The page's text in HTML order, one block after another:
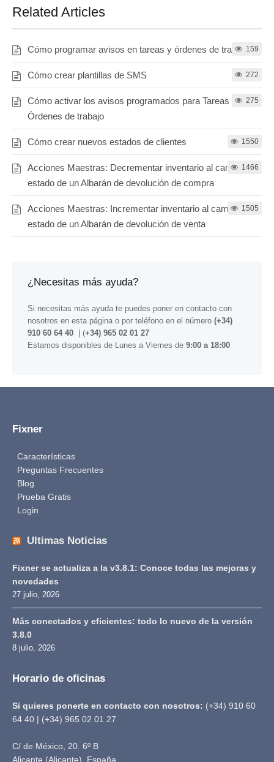
Related Articles
Cómo programar avisos en tareas y órdenes de trabajo159
Cómo crear plantillas de SMS 272
Cómo activar los avisos programados para Tareas y
Órdenes de trabajo
275
Cómo crear nuevos estados de clientes 1550
Acciones Maestras: Decrementar inventario al cambiar el
estado de un Albarán de devolución de compra
1466
Acciones Maestras: Incrementar inventario al cambiar el
estado de un Albarán de devolución de venta
1505
¿Necesitas más ayuda?
Si necesitas más ayuda te puedes poner en contacto con
nosotros en esta páginao por teléfono en el número (+34)
910 60 64 40
| (+34) 965 02 01 27
Estamos disponibles de Lunes a Viernes de 9:00 a 18:00
Fixner
Características
Preguntas Frecuentes
Blog
Prueba Gratis
Login
Ultimas Noticias
Fixner se actualiza a la v3.8.1: Conoce todas las mejoras y
novedades
27 julio, 2026
Más conectados y eficientes: todo lo nuevo de la versión
3.8.0
8 julio, 2026
Horario de oficinas
Si quieres ponerte en contacto con nosotros: (+34) 910 60
64 40 | (+34) 965 02 01 27
C/ de México, 20. 6º B
Alicante (Alicante), España